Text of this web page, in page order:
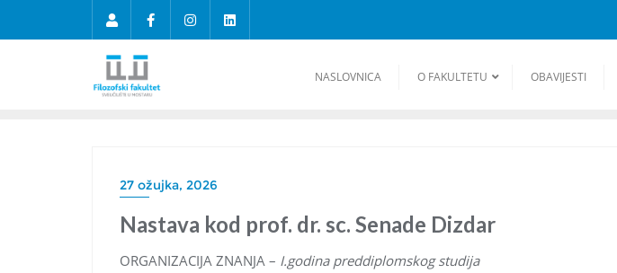
NASLOVNICA O FAKULTETU OBAVIJESTI
27 ožujka, 2026
Nastava kod prof. dr. sc. Senade Dizdar
ORGANIZACIJA ZNANJA – I.godina preddiplomskog studija